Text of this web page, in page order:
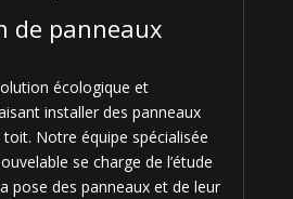
de panneaux
écologique et
installer des panneaux
Notre équipe spécialisée
se charge de l’étude
pose des panneaux et de leur